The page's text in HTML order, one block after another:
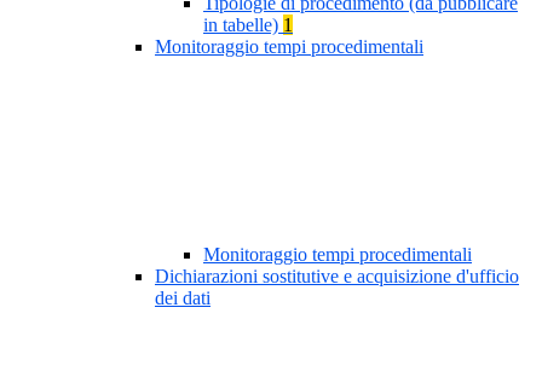
in tabelle) 1
Monitoraggio tempi procedimentali
Monitoraggio tempi procedimentali
Dichiarazioni sostitutive e acquisizione d'ufficio
dei dati